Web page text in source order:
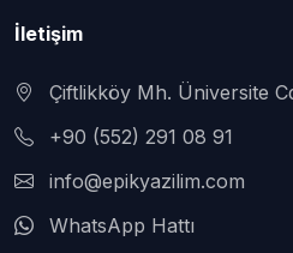
İletişim
Çiftlikköy Mh. Üniversite
+90 (552) 291 08 91
info@epikyazilim.com
WhatsApp Hattı